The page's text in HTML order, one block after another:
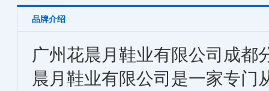
品牌介绍
广州花晨月鞋业有限公司成都
晨月鞋业有限公司是一家专门